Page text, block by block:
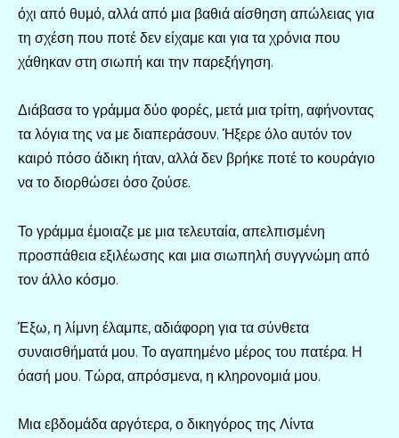
όχι από θυμό, αλλά από μια βαθιά αίσθηση απώλειας για
τη σχέση που ποτέ δεν είχαμε και για τα χρόνια που
χάθηκαν στη σιωπή και την παρεξήγηση.
Διάβασα το γράμμα δύο φορές, μετά μια τρίτη, αφήνοντας
τα λόγια της να με διαπεράσουν. Ήξερε όλο αυτόν τον
καιρό πόσο άδικη ήταν, αλλά δεν βρήκε ποτέ το κουράγιο
να το διορθώσει όσο ζούσε.
Το γράμμα έμοιαζε με μια τελευταία, απελπισμένη
προσπάθεια εξιλέωσης και μια σιωπηλή συγγνώμη από
τον άλλο κόσμο.
Έξω, η λίμνη έλαμπε, αδιάφορη για τα σύνθετα
συναισθήματά μου. Το αγαπημένο μέρος του πατέρα. Η
όασή μου. Τώρα, απρόσμενα, η κληρονομιά μου.
Μια εβδομάδα αργότερα, ο δικηγόρος της Λίντα